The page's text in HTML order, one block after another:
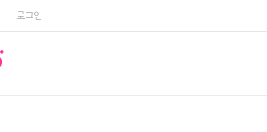
로그인